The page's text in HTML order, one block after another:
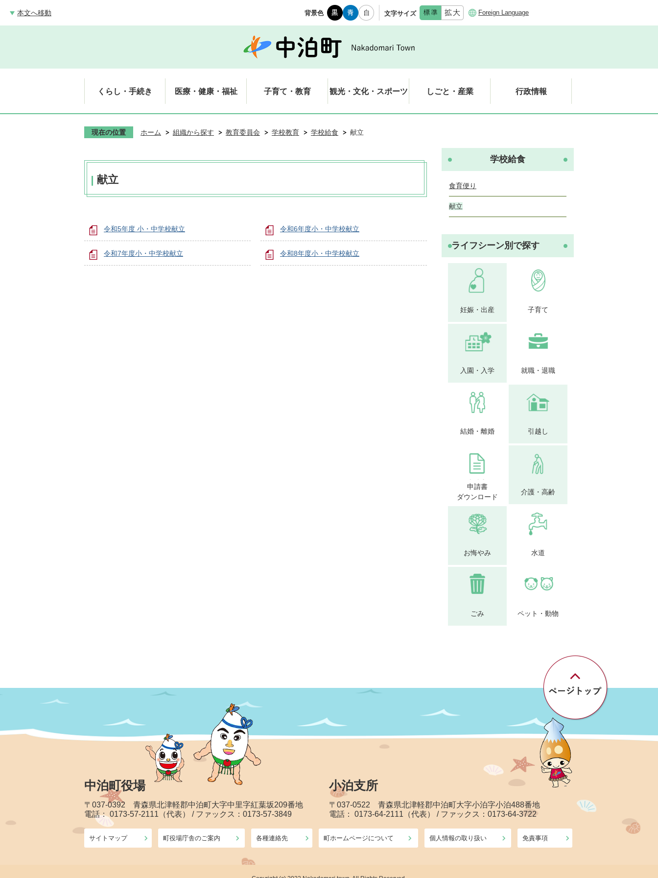
本文へ移動 背景色 文字サイズ Foreign Language
くらし・手続き 医療・健康・福祉 子育て・教育 観光・文化・スポーツ しごと・産業 行政情報
現在の位置 ホーム 組織から探す 教育委員会 学校教育 学校給食 献立
献立
令和5年度 小・中学校献立 令和6年度小・中学校献立
令和7年度小・中学校献立 令和8年度小・中学校献立
学校給食
食育便り
献立
ライフシーン別で探す
妊娠・出産 子育て
入園・入学 就職・退職
結婚・離婚 引越し
申請書
ダウンロード
介護・高齢
お悔やみ 水道
ごみ ペット・動物
中泊町役場
〒037-0392 青森県北津軽郡中泊町大字中里字紅葉坂209番地
電話： 0173-57-2111（代表） / ファックス：0173-57-3849
小泊支所
〒037-0522 青森県北津軽郡中泊町大字小泊字小泊488番地
電話： 0173-64-2111（代表） / ファックス：0173-64-3722
サイトマップ 町役場庁舎のご案内 各種連絡先 町ホームページについて 個人情報の取り扱い 免責事項